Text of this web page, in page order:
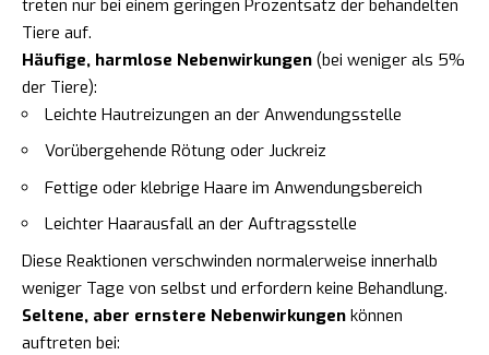
treten nur bei einem geringen Prozentsatz der behandelten
Tiere auf.
Häufige, harmlose Nebenwirkungen (bei weniger als 5%
der Tiere):
Leichte Hautreizungen an der Anwendungsstelle
Vorübergehende Rötung oder Juckreiz
Fettige oder klebrige Haare im Anwendungsbereich
Leichter Haarausfall an der Auftragsstelle
Diese Reaktionen verschwinden normalerweise innerhalb
weniger Tage von selbst und erfordern keine Behandlung.
Seltene, aber ernstere Nebenwirkungen können
auftreten bei: